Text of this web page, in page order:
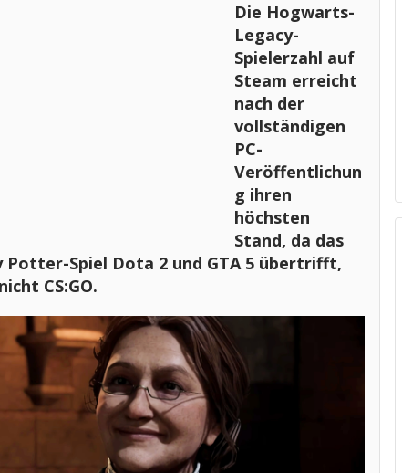
Die Hogwarts-
Legacy-
Spielerzahl auf
Steam erreicht
nach der
vollständigen
PC-
Veröffentlichun
g ihren
höchsten
Stand, da das
Potter-Spiel Dota 2 und GTA 5 übertrifft,
CS:GO.